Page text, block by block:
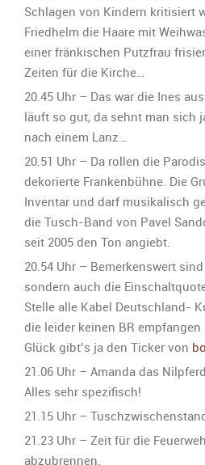
Schlagen von Kindern kritisiert
Friedhelm die Haare mit
einer fränkischen Putzfrau
Zeiten für die Kirche…
20.45 Uhr – Das war die Ines
läuft so gut, da sehnt man sich
nach einem Lanz…
20.51 Uhr – Da rollen die
dekorierte Frankenbühne. Die
Inventar und darf musikalisch
die Tusch-Band von Pavel
seit 2005 den Ton angiebt.
20.54 Uhr – Bemerkenswert
sondern auch die
Stelle alle Kabel Deutschland-
die leider keinen BR
Glück gibt’s ja den Ticker von
21.06 Uhr – Amanda das
Alles sehr spezifisch!
21.15 Uhr –
21.23 Uhr – Zeit für die
abzubrennen.